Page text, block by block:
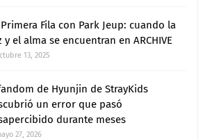
Fila con Park Jeup: cuando la
y el alma se encuentran en ARCHIVE
13, 2025
de Hyunjin de StrayKids
un error que pasó
durante meses
27, 2026